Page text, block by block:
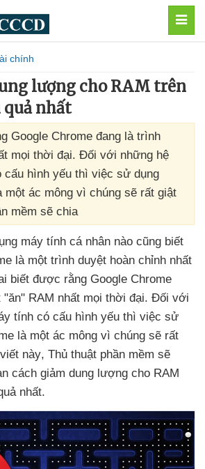
chính
lượng cho RAM trên
quả nhất
Google Chrome đang là trình
mọi thời đại. Đối với những hệ
cấu hình yếu thì việc sử dụng
một ác mông vì chúng sẽ rất giật
mềm sẽ chia
máy tính cá nhân nào cũng biết
là một trình duyệt hoàn chỉnh nhất
biết được rằng Google Chrome
RAM nhất mọi thời đại. Đối với
tính có cấu hình yếu thì việc sử
là một ác mông vì chúng sẽ rất
này, Thủ thuật phần mềm sẽ
cách giảm dung lượng cho RAM
nhất.